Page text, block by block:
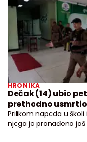
HRONIKA
Dečak (14) ubio
prethodno
Prilikom napada u
njega je pronađeno